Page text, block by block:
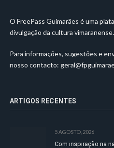
O FreePass Guimarães é uma
divulgação da cultura vimaranense.
Para informações, sugestões e
nosso contacto:
ARTIGOS RECENTES
5 AGOSTO, 2026
Com inspiração na